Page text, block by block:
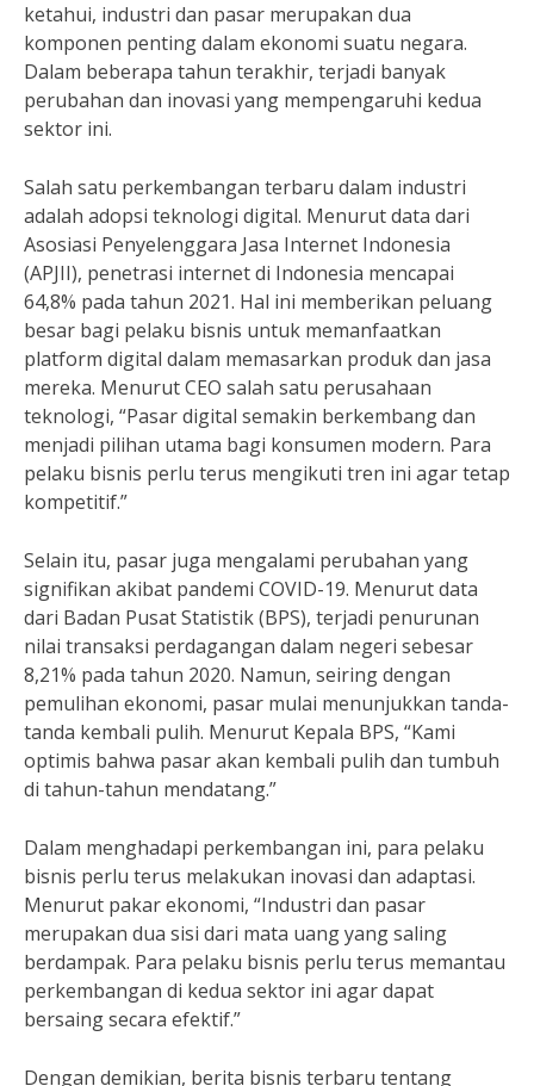
ketahui, industri dan pasar merupakan dua
komponen penting dalam ekonomi suatu negara.
Dalam beberapa tahun terakhir, terjadi banyak
perubahan dan inovasi yang mempengaruhi kedua
sektor ini.
Salah satu perkembangan terbaru dalam industri
adalah adopsi teknologi digital. Menurut data dari
Asosiasi Penyelenggara Jasa Internet Indonesia
(APJII), penetrasi internet di Indonesia mencapai
64,8% pada tahun 2021. Hal ini memberikan peluang
besar bagi pelaku bisnis untuk memanfaatkan
platform digital dalam memasarkan produk dan jasa
mereka. Menurut CEO salah satu perusahaan
teknologi, “Pasar digital semakin berkembang dan
menjadi pilihan utama bagi konsumen modern. Para
pelaku bisnis perlu terus mengikuti tren ini agar tetap
kompetitif.”
Selain itu, pasar juga mengalami perubahan yang
signifikan akibat pandemi COVID-19. Menurut data
dari Badan Pusat Statistik (BPS), terjadi penurunan
nilai transaksi perdagangan dalam negeri sebesar
8,21% pada tahun 2020. Namun, seiring dengan
pemulihan ekonomi, pasar mulai menunjukkan tanda-
tanda kembali pulih. Menurut Kepala BPS, “Kami
optimis bahwa pasar akan kembali pulih dan tumbuh
di tahun-tahun mendatang.”
Dalam menghadapi perkembangan ini, para pelaku
bisnis perlu terus melakukan inovasi dan adaptasi.
Menurut pakar ekonomi, “Industri dan pasar
merupakan dua sisi dari mata uang yang saling
berdampak. Para pelaku bisnis perlu terus memantau
perkembangan di kedua sektor ini agar dapat
bersaing secara efektif.”
Dengan demikian, berita bisnis terbaru tentang